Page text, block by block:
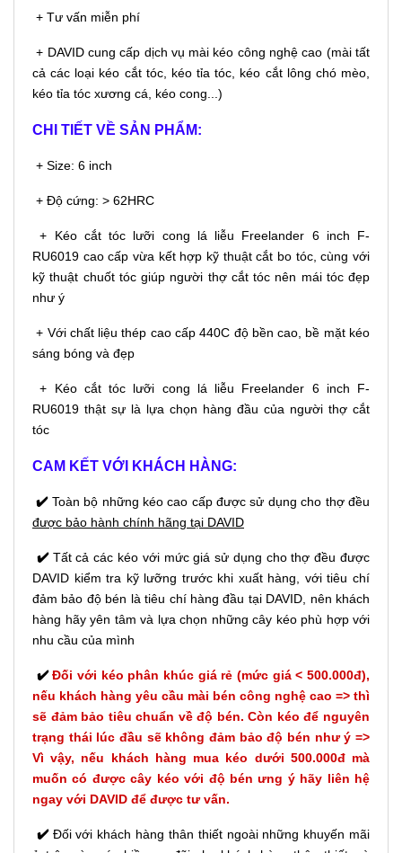
+ Tư vấn miễn phí
+ DAVID cung cấp dịch vụ mài kéo công nghệ cao (mài tất
cả các loại kéo cắt tóc, kéo tỉa tóc, kéo cắt lông chó mèo,
kéo tỉa tóc xương cá, kéo cong...)
CHI TIẾT VỀ SẢN PHẨM:
+ Size: 6 inch
+ Độ cứng: > 62HRC
+ Kéo cắt tóc lưỡi cong lá liễu Freelander 6 inch F-
RU6019 cao cấp vừa kết hợp kỹ thuật cắt bo tóc, cùng với
kỹ thuật chuốt tóc giúp người thợ cắt tóc nên mái tóc đẹp
như ý
+ Với chất liệu thép cao cấp 440C độ bền cao, bề mặt kéo
sáng bóng và đẹp
+ Kéo cắt tóc lưỡi cong lá liễu Freelander 6 inch F-
RU6019 thật sự là lựa chọn hàng đầu của người thợ cắt
tóc
CAM KẾT VỚI KHÁCH HÀNG:
✔️ Toàn bộ những kéo cao cấp được sử dụng cho thợ đều
được bảo hành chính hãng tại DAVID
✔️ Tất cả các kéo với mức giá sử dụng cho thợ đều được
DAVID kiểm tra kỹ lưỡng trước khi xuất hàng, với tiêu chí
đảm bảo độ bén là tiêu chí hàng đầu tại DAVID, nên khách
hàng hãy yên tâm và lựa chọn những cây kéo phù hợp với
nhu cầu của mình
✔️Đối với kéo phân khúc giá rẻ (mức giá < 500.000đ),
nếu khách hàng yêu cầu mài bén công nghệ cao => thì
sẽ đảm bảo tiêu chuẩn về độ bén. Còn kéo để nguyên
trạng thái lúc đầu sẽ không đảm bảo độ bén như ý =>
Vì vậy, nếu khách hàng mua kéo dưới 500.000đ mà
muốn có được cây kéo với độ bén ưng ý hãy liên hệ
ngay với DAVID để được tư vấn.
✔️Đối với khách hàng thân thiết ngoài những khuyến mãi